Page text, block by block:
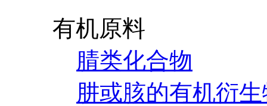
有机原料
腈类化合物
肼或胲的有机衍